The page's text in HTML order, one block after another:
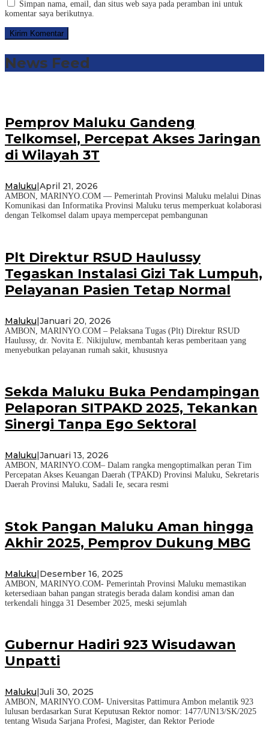
Simpan nama, email, dan situs web saya pada peramban ini untuk
komentar saya berikutnya.
News Feed
Pemprov Maluku Gandeng
Telkomsel, Percepat Akses Jaringan
di Wilayah 3T
Maluku April 21, 2026
AMBON, MARINYO.COM — Pemerintah Provinsi Maluku melalui Dinas
Komunikasi dan Informatika Provinsi Maluku terus memperkuat kolaborasi
dengan Telkomsel dalam upaya mempercepat pembangunan
Plt Direktur RSUD Haulussy
Tegaskan Instalasi Gizi Tak Lumpuh,
Pelayanan Pasien Tetap Normal
Maluku|Januari 20, 2026
AMBON, MARINYO.COM – Pelaksana Tugas (Plt) Direktur RSUD
Haulussy, dr. Novita E. Nikijuluw, membantah keras pemberitaan yang
menyebutkan pelayanan rumah sakit, khususnya
Sekda Maluku Buka Pendampingan
Pelaporan SITPAKD 2025, Tekankan
Sinergi Tanpa Ego Sektoral
Maluku Januari 13, 2026
AMBON, MARINYO.COM– Dalam rangka mengoptimalkan peran Tim
Percepatan Akses Keuangan Daerah (TPAKD) Provinsi Maluku, Sekretaris
Daerah Provinsi Maluku, Sadali Ie, secara resmi
Stok Pangan Maluku Aman hingga
Akhir 2025, Pemprov Dukung MBG
Maluku|Desember 16, 2025
AMBON, MARINYO.COM- Pemerintah Provinsi Maluku memastikan
ketersediaan bahan pangan strategis berada dalam kondisi aman dan
terkendali hingga 31 Desember 2025, meski sejumlah
Gubernur Hadiri 923 Wisudawan
Unpatti
Maluku Juli 30, 2025
AMBON, MARINYO.COM- Universitas Pattimura Ambon melantik 923
lulusan berdasarkan Surat Keputusan Rektor nomor: 1477/UN13/SK/2025
tentang Wisuda Sarjana Profesi, Magister, dan Rektor Periode